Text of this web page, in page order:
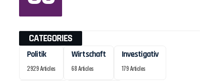
CATEGORIES
Politik
2929 Articles
Wirtschaft
68 Articles
Investigativ
179 Articles